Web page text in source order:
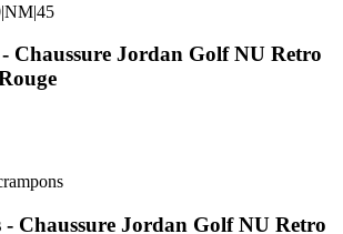
Chaussure Jordan Golf NU Retro
- Chaussure Jordan Golf NU Retro